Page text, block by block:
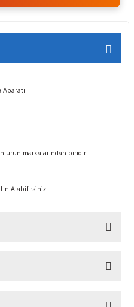
ürün markalarından biridir.
Alabilirsiniz.